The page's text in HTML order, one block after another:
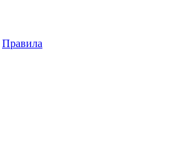
Правила